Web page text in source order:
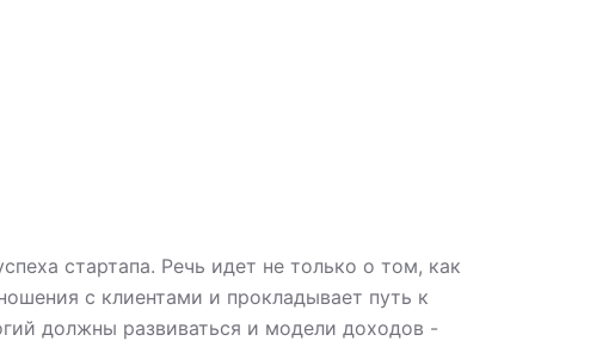
стартапа. Речь идет не только о том, как
с клиентами и прокладывает путь к
должны развиваться и модели доходов -